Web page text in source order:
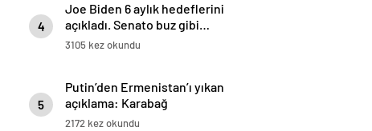
4
Joe Biden 6 aylık hedeflerini
açıkladı. Senato buz gibi…
3105 kez okundu
5
Putin’den Ermenistan’ı yıkan
açıklama: Karabağ
Azerbaycan’ın ayrılmaz bir
2172 kez okundu